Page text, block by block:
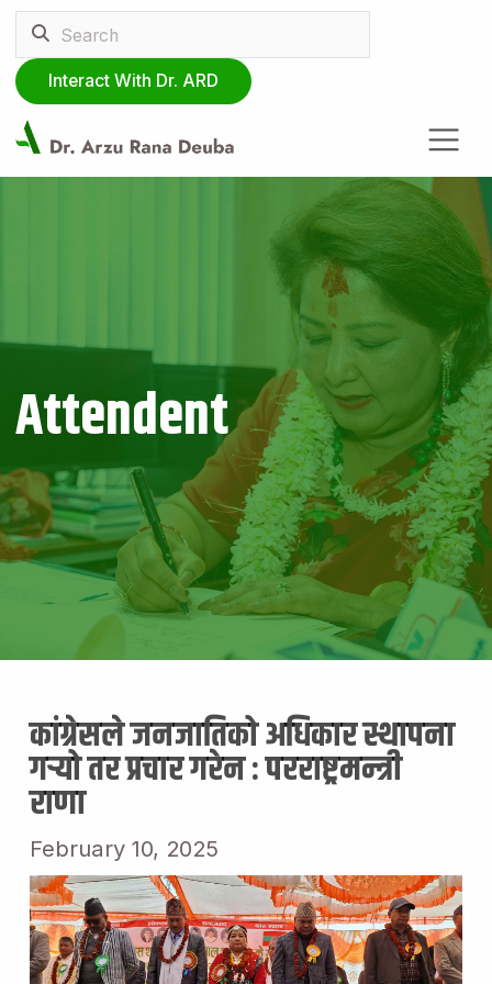
Interact With Dr. ARD
Attendent
कांग्रेसले जनजातिको अधिकार स्थापना
गर्‍यो तर प्रचार गरेन : परराष्ट्रमन्त्री
राणा
February 10, 2025